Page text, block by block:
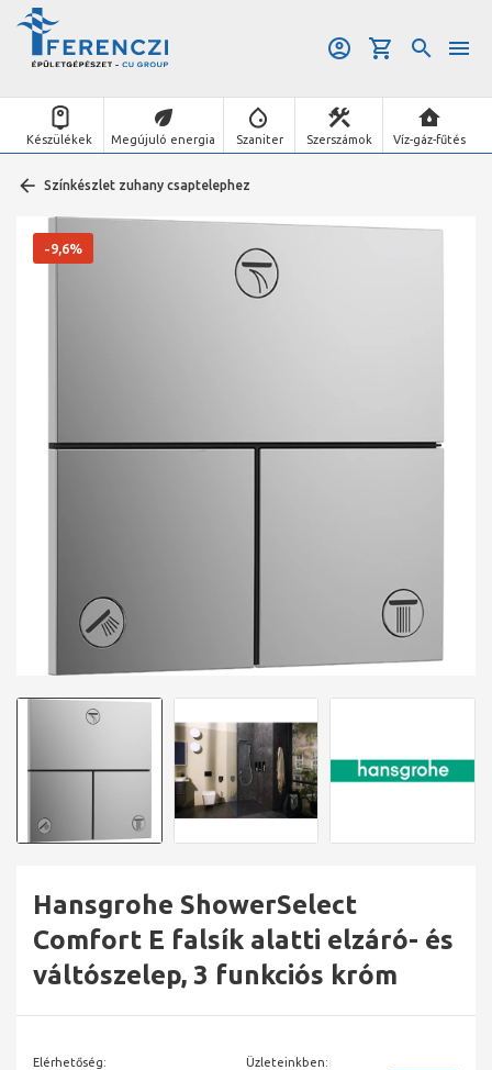
Készülékek Megújuló energia Szaniter Szerszámok Víz-gáz-fűtés
Színkészlet zuhany csaptelephez
Hansgrohe ShowerSelect
Comfort E falsík alatti elzáró- és
váltószelep, 3 funkciós króm
-9,6%
Elérhetőség: Üzleteinkben: